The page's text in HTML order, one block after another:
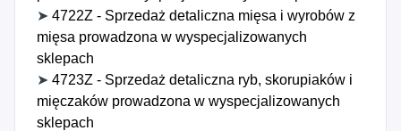
➤ 4722Z - Sprzedaż detaliczna mięsa i wyrobów z
mięsa prowadzona w wyspecjalizowanych
sklepach
➤ 4723Z - Sprzedaż detaliczna ryb, skorupiaków i
mięczaków prowadzona w wyspecjalizowanych
sklepach